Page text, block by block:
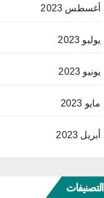
أغسطس 2023
يوليو 2023
يونيو 2023
مايو 2023
أبريل 2023
التصنيفات